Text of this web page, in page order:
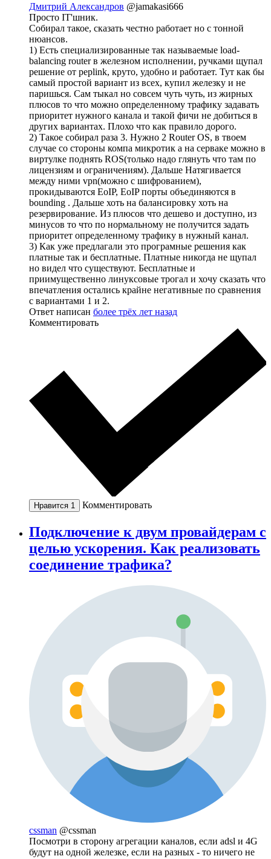
Дмитрий Александров @jamakasi666
Просто IT'шник.
Собирал такое, сказать честно работает но с тонной
нюансов.
1) Есть специализированные так называемые load-
balancing router в железном исполнении, ручками щупал
решение от peplink, круто, удобно и работает. Тут как бы
самый простой вариант из всех, купил железку и не
паришься. Сам тыкал но совсем чуть чуть, из жирных
плюсов то что можно определенному трафику задавать
приоритет нужного канала и такой фичи не добиться в
других вариантах. Плохо что как правило дорого.
2) Такое собирал раза 3. Нужно 2 Router OS, в твоем
случае со стороны компа микротик а на серваке можно в
виртулке поднять ROS(только надо глянуть что там по
лицензиям и ограничениям). Дальше Натягивается
между ними vpn(можно с шифрованием),
прокидываются EoIP, EoIP порты объединяются в
bounding . Дальше хоть на балансировку хоть на
резервирование. Из плюсов что дешево и доступно, из
минусов то что по нормальному не получится задать
приоритет определенному трафику в нужный канал.
3) Как уже предлагали это програмные решения как
платные так и бесплатные. Платные никогда не щупал
но видел что существуют. Бесплатные и
приимущественно линуксовые трогал и хочу сказать что
впечатления остались крайне негативные по сравнения
с вариантами 1 и 2.
Ответ написан более трёх лет назад
Комментировать
Нравится 1 Комментировать
Подключение к двум провайдерам с
целью ускорения. Как реализовать
соединение трафика?
cssman @cssman
Посмотри в сторону агрегации каналов, если adsl и 4G
будут на одной железке, если на разных - то ничего не